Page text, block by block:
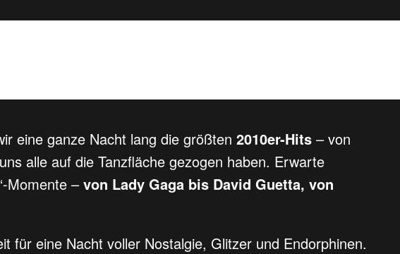
eine ganze Nacht lang die größten 2010er-Hits – von
alle auf die Tanzfläche gezogen haben. Erwarte
Momente – von Lady Gaga bis David Guetta, von
für eine Nacht voller Nostalgie, Glitzer und Endorphinen.